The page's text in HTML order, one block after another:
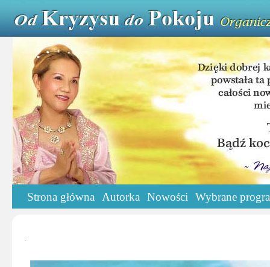
Strona główna Autorka Nowości Wybrane
.